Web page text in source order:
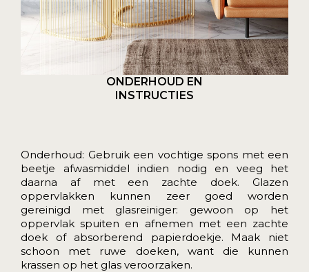
ONDERHOUD EN
INSTRUCTIES
Onderhoud: Gebruik een vochtige spons met een
beetje afwasmiddel indien nodig en veeg het
daarna af met een zachte doek. Glazen
oppervlakken kunnen zeer goed worden
gereinigd met glasreiniger: gewoon op het
oppervlak spuiten en afnemen met een zachte
doek of absorberend papierdoekje. Maak niet
schoon met ruwe doeken, want die kunnen
krassen op het glas veroorzaken.